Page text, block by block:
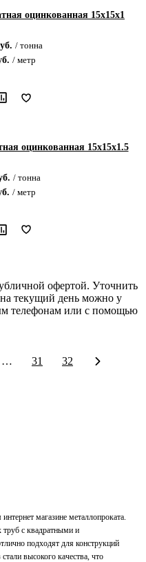
оцинкованная 15х15х1
/ тонна
/ метр
оцинкованная 15х15х1.5
/ тонна
/ метр
офертой. Уточнить
текущий день можно у
телефонам или с помощью
… 31 32
магазине металлопроката.
с квадратными и
подходят для конструкций
высокого качества, что